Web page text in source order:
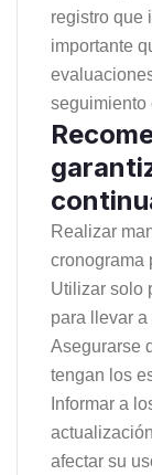
registro que
importante
seguimiento
Realizar
cronograma
Utilizar solo
para llevar
Asegurarse
tengan los
Informar a
afectar su